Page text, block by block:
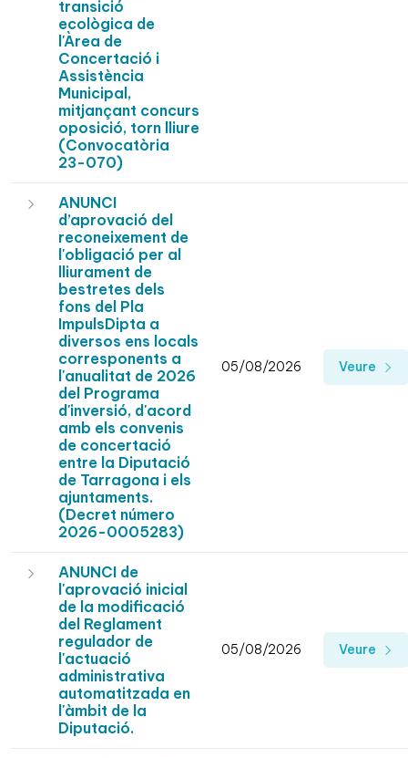
transició
ecològica de
l'Àrea de
Concertació i
Assistència
Municipal,
mitjançant concurs
oposició, torn lliure
(Convocatòria
23-070)
ANUNCI
d’aprovació del
reconeixement de
l'obligació per al
lliurament de
bestretes dels
fons del Pla
ImpulsDipta a
diversos ens locals
corresponents a
l'anualitat de 2026
del Programa
d'inversió, d'acord
amb els convenis
de concertació
entre la Diputació
de Tarragona i els
ajuntaments.
(Decret número
2026-0005283)
05/08/2026 Veure
ANUNCI de
l'aprovació inicial
de la modificació
del Reglament
regulador de
l'actuació
administrativa
automatitzada en
l'àmbit de la
Diputació.
05/08/2026 Veure